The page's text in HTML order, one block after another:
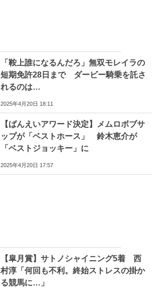
「鞍上誰になるんだろ」無双モレイラの
短期免許28日まで ダービー騎乗を託さ
れるのは…
2025年4月20日 18:11
【ばんえいアワード決定】メムロボブサ
ップが「ベストホース」 鈴木恵介が
「ベストジョッキー」に
2025年4月20日 17:57
【皐月賞】サトノシャイニング5着 西
村淳「何回も不利。終始ストレスの掛か
る競馬に…」